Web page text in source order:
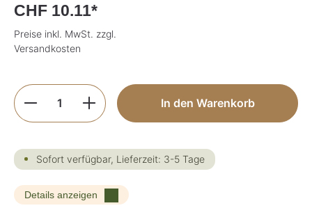
CHF 10.11*
Preise inkl. MwSt. zzgl.
Versandkosten
Produkt Anzahl: Gib den gewünschten
In den Warenkorb
Sofort verfügbar, Lieferzeit: 3-5 Tage
Details anzeigen